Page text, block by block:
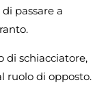
passare a
di schiacciatore,
ruolo di opposto.